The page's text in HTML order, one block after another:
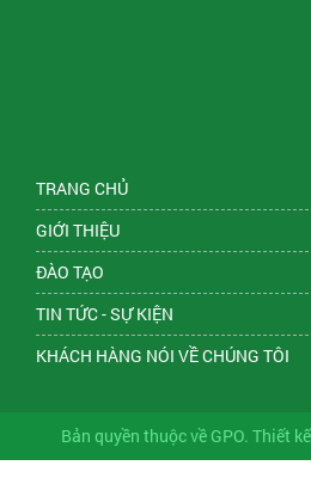
TRANG CHỦ
GIỚI THIỆU
ĐÀO TẠO
TIN TỨC - SỰ KIỆN
KHÁCH HÀNG NÓI VỀ CHÚNG TÔI
Bản quyền thuộc về GPO. Thiết